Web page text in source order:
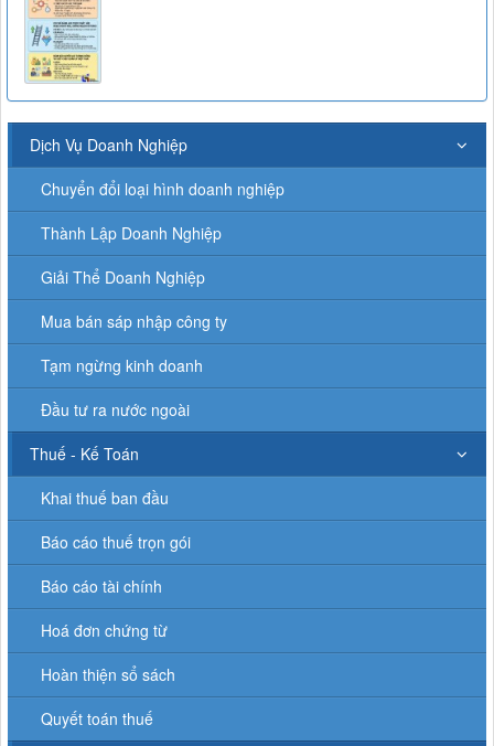
Dịch Vụ Doanh Nghiệp
Chuyển đổi loại hình doanh nghiệp
Thành Lập Doanh Nghiệp
Giải Thể Doanh Nghiệp
Mua bán sáp nhập công ty
Tạm ngừng kinh doanh
Đầu tư ra nước ngoài
Thuế - Kế Toán
Khai thuế ban đầu
Báo cáo thuế trọn gói
Báo cáo tài chính
Hoá đơn chứng từ
Hoàn thiện sổ sách
Quyết toán thuế